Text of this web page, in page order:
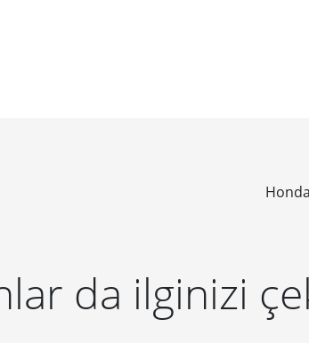
da ilginizi